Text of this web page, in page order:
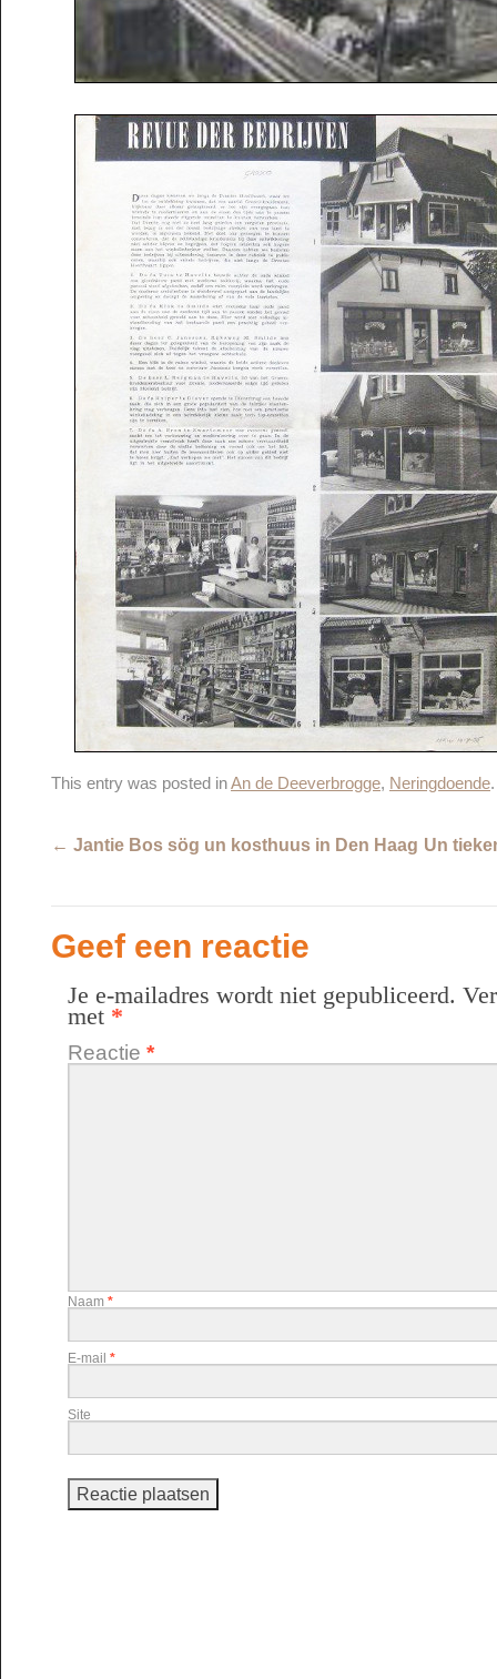
This entry was posted inAn de Deeverbrogge, Neringdoende
← Jantie Bos sög un kosthuus in Den Haag Un
Geef een reactie
Je e-mailadres wordt niet gepubliceerd.
met *
Reactie *
Naam *
E-mail *
Site